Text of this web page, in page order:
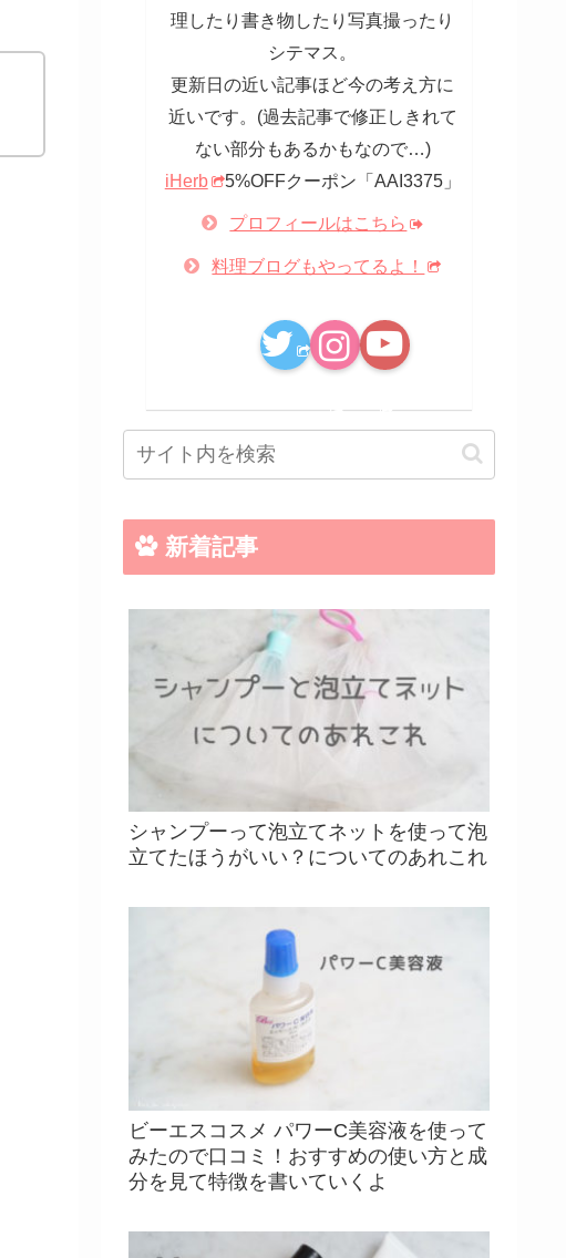
理したり書き物したり写真撮ったり
シテマス。
更新日の近い記事ほど今の考え方に
近いです。(過去記事で修正しきれて
ない部分もあるかもなので…)
iHerb
5%OFFクーポン「AAI3375」
プロフィールはこちら
料理ブログもやってるよ！
新着記事
シャンプーって泡立てネットを使って泡
立てたほうがいい？についてのあれこれ
ビーエスコスメ パワーC美容液を使って
みたので口コミ！おすすめの使い方と成
分を見て特徴を書いていくよ